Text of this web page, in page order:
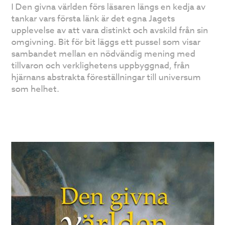
I Den givna världen förs läsaren längs en kedja av
tankar vars första länk är det egna Jagets
upplevelse av att vara distinkt och avskild från sin
omgivning. Bit för bit läggs ett pussel som visar
sambandet mellan en nödvändig mening med
tillvaron och verklighetens uppbyggnad, från
hjärnans abstrakta föreställningar till universum
som helhet.